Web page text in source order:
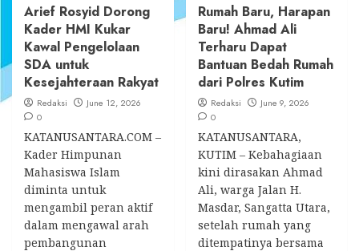
Arief Rosyid Dorong
Kader HMI Kukar
Kawal Pengelolaan
SDA untuk
Kesejahteraan Rakyat
Redaksi
June 12, 2026
0
KATANUSANTARA.COM –
Kader Himpunan
Mahasiswa Islam
diminta untuk
mengambil peran aktif
dalam mengawal arah
pembangunan
Rumah Baru, Harapan
Baru! Ahmad Ali
Terharu Dapat
Bantuan Bedah Rumah
dari Polres Kutim
Redaksi
June 9, 2026
0
KATANUSANTARA,
KUTIM – Kebahagiaan
kini dirasakan Ahmad
Ali, warga Jalan H.
Masdar, Sangatta Utara,
setelah rumah yang
ditempatinya bersama